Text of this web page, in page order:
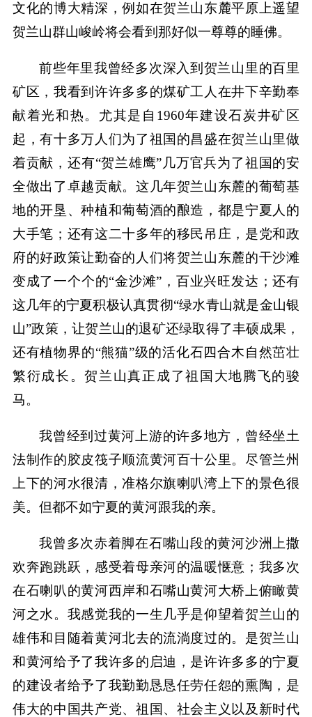
文化的博大精深，例如在贺兰山东麓平原上遥望
贺兰山群山峻岭将会看到那好似一尊尊的睡佛。
前些年里我曾经多次深入到贺兰山里的百里
矿区，我看到许许多多的煤矿工人在井下辛勤奉
献着光和热。尤其是自1960年建设石炭井矿区
起，有十多万人们为了祖国的昌盛在贺兰山里做
着贡献，还有“贺兰雄鹰”几万官兵为了祖国的安
全做出了卓越贡献。这几年贺兰山东麓的葡萄基
地的开垦、种植和葡萄酒的酿造，都是宁夏人的
大手笔；还有这二十多年的移民吊庄，是党和政
府的好政策让勤奋的人们将贺兰山东麓的干沙滩
变成了一个个的“金沙滩”，百业兴旺发达；还有
这几年的宁夏积极认真贯彻“绿水青山就是金山银
山”政策，让贺兰山的退矿还绿取得了丰硕成果，
还有植物界的“熊猫”级的活化石四合木自然茁壮
繁衍成长。贺兰山真正成了祖国大地腾飞的骏
马。
我曾经到过黄河上游的许多地方，曾经坐土
法制作的胶皮筏子顺流黄河百十公里。尽管兰州
上下的河水很清，准格尔旗喇叭湾上下的景色很
美。但都不如宁夏的黄河跟我的亲。
我曾多次赤着脚在石嘴山段的黄河沙洲上撒
欢奔跑跳跃，感受着母亲河的温暖惬意；我多次
在石喇叭的黄河西岸和石嘴山黄河大桥上俯瞰黄
河之水。我感觉我的一生几乎是仰望着贺兰山的
雄伟和目随着黄河北去的流淌度过的。是贺兰山
和黄河给予了我许多的启迪，是许许多多的宁夏
的建设者给予了我勤勤恳恳任劳任怨的熏陶，是
伟大的中国共产党、祖国、社会主义以及新时代